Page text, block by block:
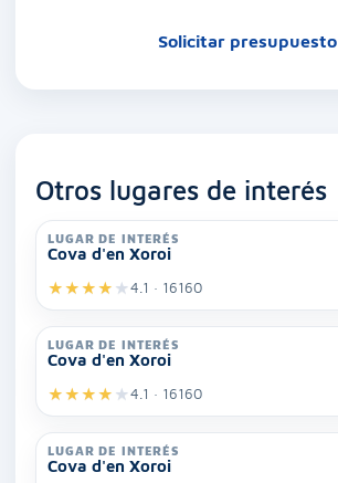
Solicitar presupuesto
Otros lugares de interés
LUGAR DE INTERÉS
Cova d'en Xoroi
★★★★ ★4.1 · 16160
LUGAR DE INTERÉS
Cova d'en Xoroi
★★★★ ★4.1 · 16160
LUGAR DE INTERÉS
Cova d'en Xoroi